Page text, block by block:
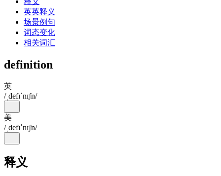
英英释义
场景例句
词态变化
相关词汇
definition
英
/ˌdefɪˈnɪʃn/
美
/ˌdefɪˈnɪʃn/
释义